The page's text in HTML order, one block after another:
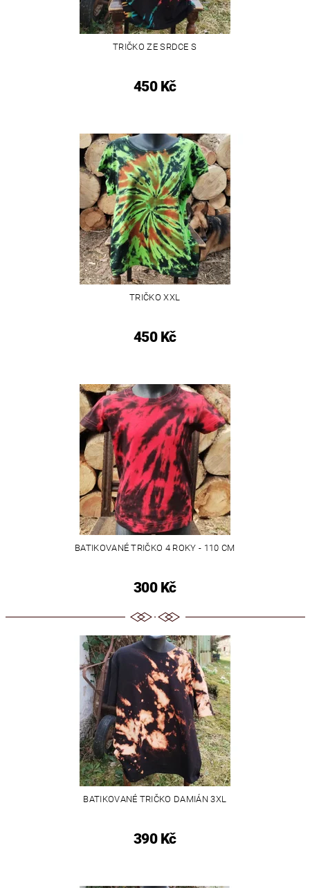
TRIČKO ZE SRDCE S
450 Kč
TRIČKO XXL
450 Kč
BATIKOVANÉ TRIČKO 4 ROKY - 110 CM
300 Kč
BATIKOVANÉ TRIČKO DAMIÁN 3XL
390 Kč